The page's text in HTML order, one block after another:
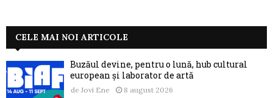
CELE MAI NOI ARTICOLE
Buzăul devine, pentru o lună, hub cultural
european și laborator de artă
de Jovi Ene 8 august 2026